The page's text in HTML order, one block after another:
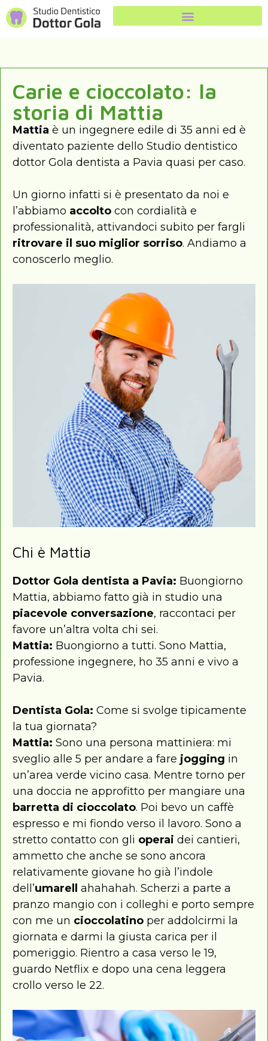
Carie e cioccolato: la
storia di Mattia
Mattia è un ingegnere edile di 35 anni ed è
diventato paziente dello Studio dentistico
dottor Gola dentista a Pavia quasi per caso.
Un giorno infatti si è presentato da noi e
l’abbiamo accolto con cordialità e
professionalità, attivandoci subito per fargli
ritrovare il suo miglior sorriso. Andiamo a
conoscerlo meglio.
Chi è Mattia
Dottor Gola dentista a Pavia: Buongiorno
Mattia, abbiamo fatto già in studio una
piacevole conversazione, raccontaci per
favore un’altra volta chi sei.
Mattia: Buongiorno a tutti. Sono Mattia,
professione ingegnere, ho 35 anni e vivo a
Pavia.
Dentista Gola: Come si svolge tipicamente
la tua giornata?
Mattia: Sono una persona mattiniera: mi
sveglio alle 5 per andare a fare jogging in
un’area verde vicino casa. Mentre torno per
una doccia ne approfitto per mangiare una
barretta di cioccolato. Poi bevo un caffè
espresso e mi fiondo verso il lavoro. Sono a
stretto contatto con gli operai dei cantieri,
ammetto che anche se sono ancora
relativamente giovane ho già l’indole
dell’umarell
ahahahah. Scherzi a parte a
pranzo mangio con i colleghi e porto sempre
con me un cioccolatino per addolcirmi la
giornata e darmi la giusta carica per il
pomeriggio. Rientro a casa verso le 19,
guardo Netflix e dopo una cena leggera
crollo verso le 22.